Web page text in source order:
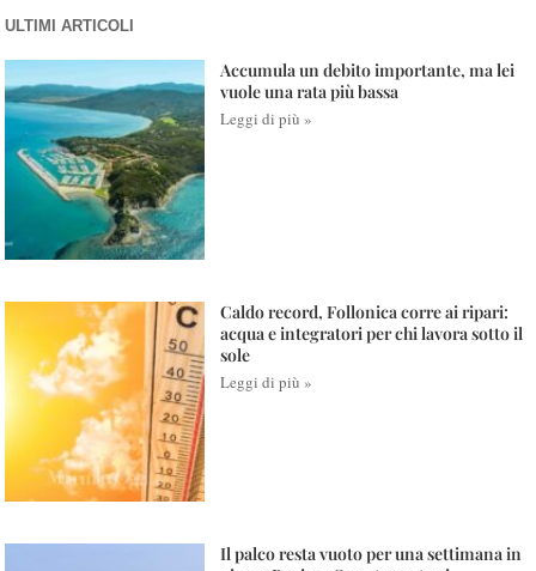
ULTIMI ARTICOLI
Accumula un debito importante, ma lei
vuole una rata più bassa
Leggi di più »
Caldo record, Follonica corre ai ripari:
acqua e integratori per chi lavora sotto il
sole
Leggi di più »
Il palco resta vuoto per una settimana in